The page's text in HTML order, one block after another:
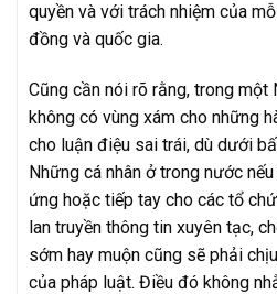
quyền và với trách nhiệm của
đồng và quốc gia.
Cũng cần nói rõ rằng, trong một
không có vùng xám cho những
cho luận điệu sai trái, dù dưới
Những cá nhân ở trong nước
ứng hoặc tiếp tay cho các tổ
lan truyền thông tin xuyên tạc,
sớm hay muộn cũng sẽ phải
của pháp luật. Điều đó không